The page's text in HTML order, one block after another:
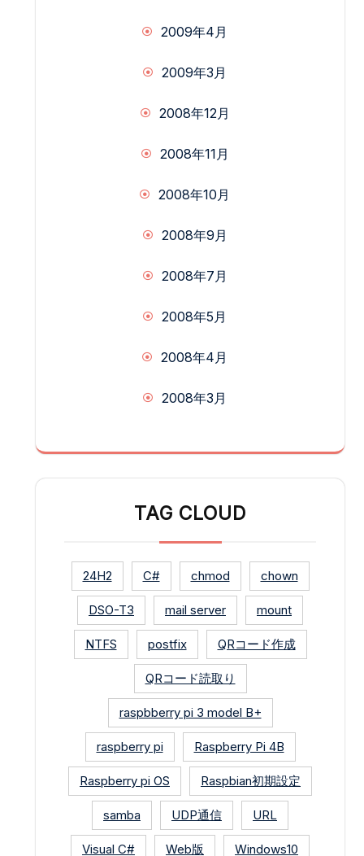
2009年4月
2009年3月
2008年12月
2008年11月
2008年10月
2008年9月
2008年7月
2008年5月
2008年4月
2008年3月
TAG CLOUD
24H2 C# chmod chown
DSO-T3 mail server mount
NTFS postfix QRコード作成
QRコード読取り
raspbberry pi 3 model B+
raspberry pi Raspberry Pi 4B
Raspberry pi OS Raspbian初期設定
samba UDP通信 URL
Visual C# Web版 Windows10